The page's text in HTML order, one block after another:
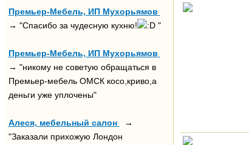
Премьер-Мебель, ИП Мухорьямов
→ "Спасибо за чудесную кухню!
"
Премьер-Мебель, ИП Мухорьямов
→ "никому не советую обращаться в
Премьер-мебель ОМСК косо,криво,а
деньги уже уплочены"
Алеся, мебельный салон
→
"Заказали прихожую Лондон